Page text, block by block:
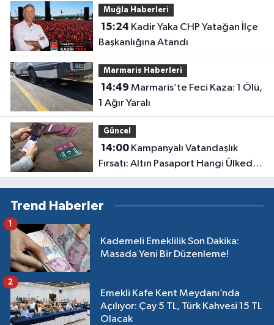
Muğla Haberleri
15:24
Başkanlığına Atandı
Marmaris Haberleri
14:49
1 Ağır Yaralı
Güncel
14:00Kampanyalı Vatandaşlık
Fırsatı: Altın Pasaport Hangi Ülkede,
Ücreti Ne Kadar?
Trend Haberler
Kademeli Emeklilik Son Dakika:
Masada Yeni Bir Düzenleme!
1
Emekli Kafe Kent Meydanı’nda
Açılıyor: Çay 5 TL, Türk Kahvesi 15 TL
Olacak
2